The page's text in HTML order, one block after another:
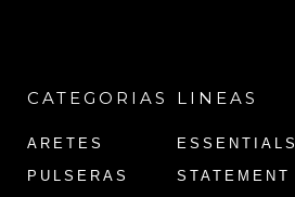
CATEGORIAS
ARETES
PULSERAS
LINEAS
ESSENTIALS
STATEMENT